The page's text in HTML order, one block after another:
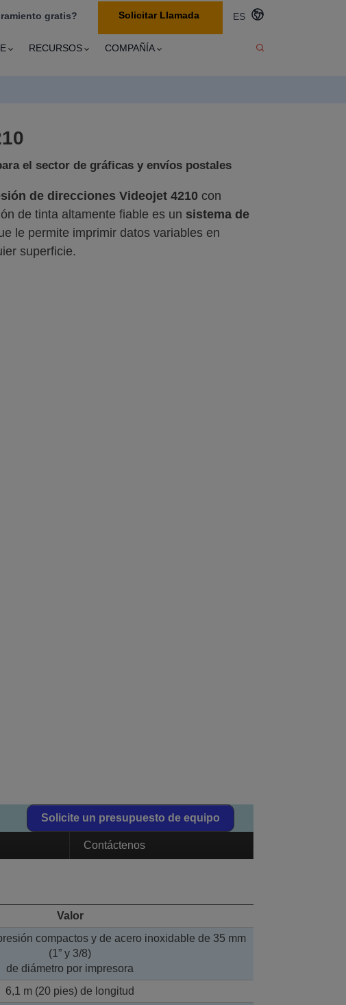
gratis? Solicitar Llamada ES
RECURSOS COMPAÑÍA
el sector de gráficas y envíos postales
de direcciones Videojet 4210 con
de tinta altamente fiable es un sistema de
le permite imprimir datos variables en
superficie.
Solicite un presupuesto de equipo
Contáctenos
Valor
compactos y de acero inoxidable de 35 mm
(1” y 3/8)
de diámetro por impresora
6,1 m (20 pies) de longitud